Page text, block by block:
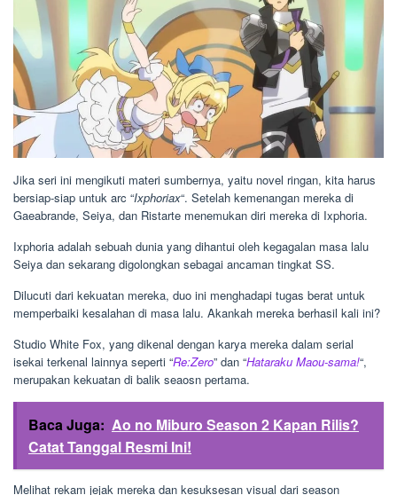
Jika seri ini mengikuti materi sumbernya, yaitu novel ringan, kita harus
bersiap-siap untuk arc “Ixphoriax“. Setelah kemenangan mereka di
Gaeabrande, Seiya, dan Ristarte menemukan diri mereka di Ixphoria.
Ixphoria adalah sebuah dunia yang dihantui oleh kegagalan masa lalu
Seiya dan sekarang digolongkan sebagai ancaman tingkat SS.
Dilucuti dari kekuatan mereka, duo ini menghadapi tugas berat untuk
memperbaiki kesalahan di masa lalu. Akankah mereka berhasil kali ini?
Studio White Fox, yang dikenal dengan karya mereka dalam serial
isekai terkenal lainnya seperti “Re:Zero” dan “Hataraku Maou-sama!“,
merupakan kekuatan di balik seaosn pertama.
Baca Juga: Ao no Miburo Season 2 Kapan Rilis?
Catat Tanggal Resmi Ini!
Melihat rekam jejak mereka dan kesuksesan visual dari season